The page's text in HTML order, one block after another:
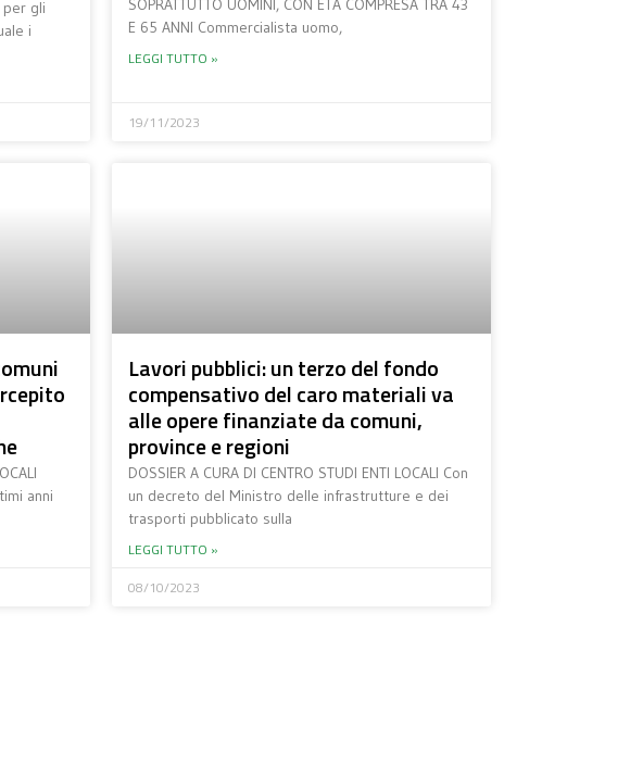
per gli
i
SOPRATTUTTO UOMINI, CON ETÀ COMPRESA TRA 43
E 65 ANNI Commercialista uomo,
LEGGI TUTTO »
19/11/2023
anni
Lavori pubblici: un terzo del fondo
compensativo del caro materiali va
alle opere finanziate da comuni,
province e regioni
DOSSIER A CURA DI CENTRO STUDI ENTI LOCALI Con
un decreto del Ministro delle infrastrutture e dei
trasporti pubblicato sulla
LEGGI TUTTO »
08/10/2023